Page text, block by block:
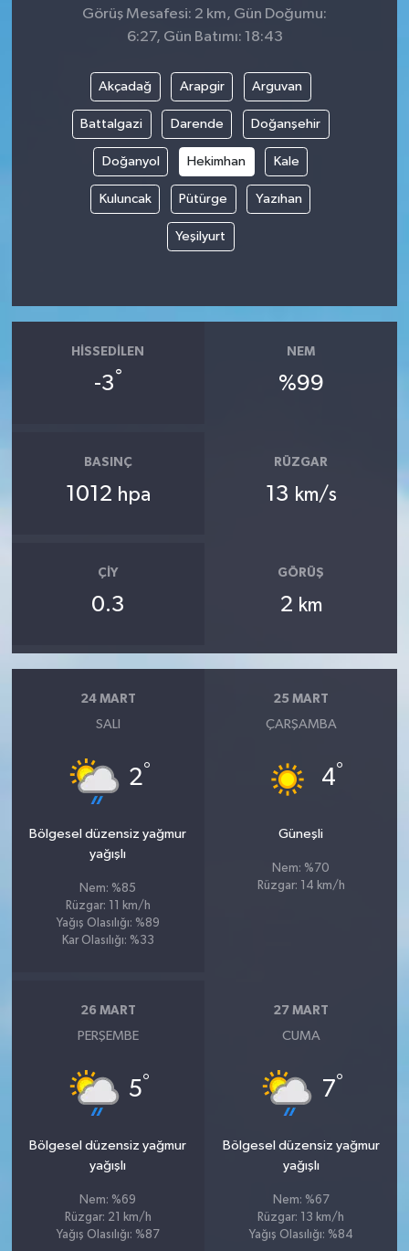
Görüş Mesafesi: 2 km, Gün Doğumu:
6:27, Gün Batımı: 18:43
Akçadağ Arapgir Arguvan
Battalgazi Darende Doğanşehir
Doğanyol Hekimhan Kale
Kuluncak Pütürge Yazıhan
Yeşilyurt
HISSEDILEN
-3°
NEM
%99
BASINÇ
1012 hpa
RÜZGAR
13 km/s
ÇIY
0.3
GÖRÜŞ
2 km
24 MART
SALI
2°
Bölgesel düzensiz yağmur
yağışlı
Nem: %85
Rüzgar: 11 km/h
Yağış Olasılığı: %89
Kar Olasılığı: %33
25 MART
ÇARŞAMBA
4°
Güneşli
Nem: %70
Rüzgar: 14 km/h
26 MART
PERŞEMBE
5°
Bölgesel düzensiz yağmur
yağışlı
Nem: %69
Rüzgar: 21 km/h
Yağış Olasılığı: %87
27 MART
CUMA
7°
Bölgesel düzensiz yağmur
yağışlı
Nem: %67
Rüzgar: 13 km/h
Yağış Olasılığı: %84